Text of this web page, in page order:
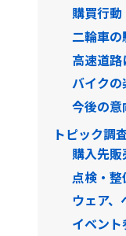
購買行動
二輪車
高速道
バイク
今後の意
トピック調
購入先
点検・
ウェア、
イベン